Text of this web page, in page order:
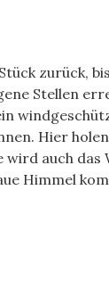
zurück,
Stellen
Hier
auch das
Himmel